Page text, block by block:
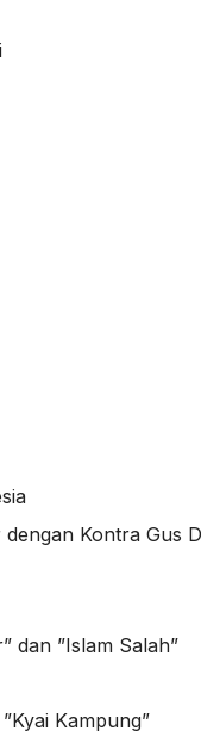
Kontra Gus
dan ”Islam Salah”
Kampung”